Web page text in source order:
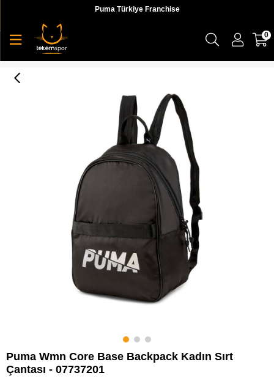
Puma Türkiye Franchise
0
Puma Wmn Core Base Backpack Kadın Sırt
Çantası - 07737201